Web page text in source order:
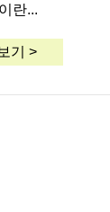
란...
기 >